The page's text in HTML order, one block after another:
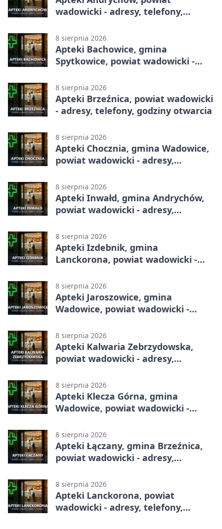
wadowicki - adresy, telefony,
8 sierpnia 2026
Apteki Bachowice, gmina
Spytkowice, powiat wadowicki -
8 sierpnia 2026
Apteki Brzeźnica, powiat wadowicki
- adresy, telefony, godziny otwarcia
8 sierpnia 2026
Apteki Chocznia, gmina Wadowice,
powiat wadowicki - adresy,
8 sierpnia 2026
Apteki Inwałd, gmina Andrychów,
powiat wadowicki - adresy,
8 sierpnia 2026
Apteki Izdebnik, gmina
Lanckorona, powiat wadowicki -
8 sierpnia 2026
Apteki Jaroszowice, gmina
Wadowice, powiat wadowicki -
8 sierpnia 2026
Apteki Kalwaria Zebrzydowska,
powiat wadowicki - adresy,
8 sierpnia 2026
Apteki Klecza Górna, gmina
Wadowice, powiat wadowicki -
8 sierpnia 2026
Apteki Łączany, gmina Brzeźnica,
powiat wadowicki - adresy,
8 sierpnia 2026
Apteki Lanckorona, powiat
wadowicki - adresy, telefony,